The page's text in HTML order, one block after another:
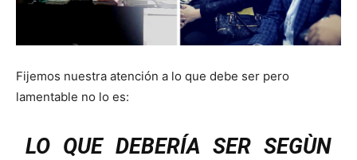
Fijemos nuestra atención a lo que debe ser pero
lamentable no lo es:
LO QUE DEBERÍA SER SEGÙN